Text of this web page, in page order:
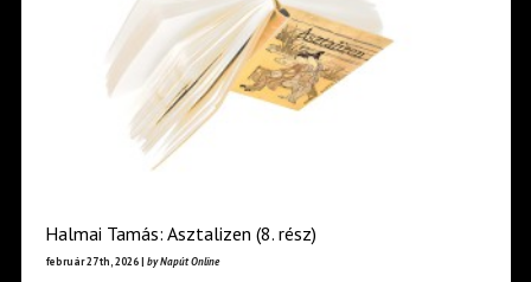
Halmai Tamás: Asztalizen (8. rész)
február 27th, 2026 | by Napút Online